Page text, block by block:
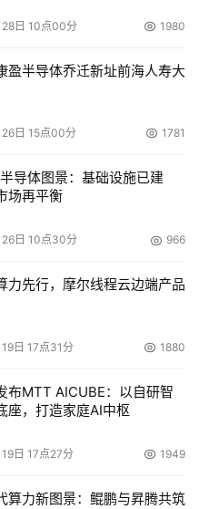
户随时掌握系统的健康状
可以帮助用户有效管理各
持远程管理，可以帮助用
升管理的方便性和及时性；
如Email、短信等，能非常
器自带的长城服务器智能管
进行健康侦测和管理。
技研发还是生产制造方面，
器不仅与IBM服务器诞生
同的封装、检验、测试手段
长城至翔S320G2正是长城
日 10点00分 1980
盈半导体乔迁新址前海人寿大
日 15点00分 1781
导体图景：基础设施已建
场再平衡
日 10点30分 966
力先行，摩尔线程云边端产品
日 17点31分 1880
布MTT AICUBE：以自研智
座，打造家庭AI中枢
日 17点27分 1949
算力新图景：鲲鹏与昇腾共筑